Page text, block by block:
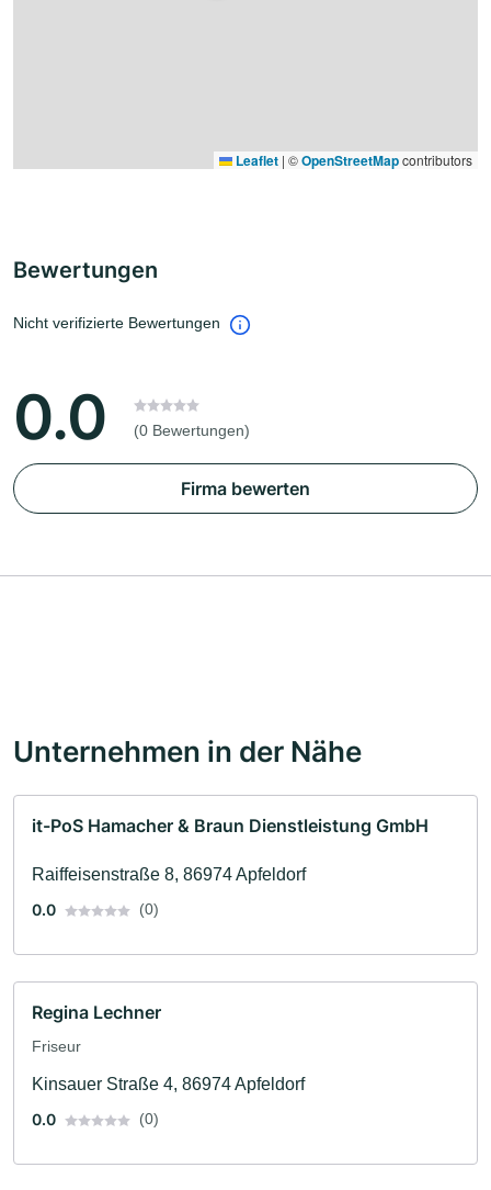
Leaflet | ©OpenStreetMapcontributors
Bewertungen
Nicht verifizierte Bewertungen
0.0 (0 Bewertungen)
Firma bewerten
Unternehmen in der Nähe
it-PoS Hamacher & Braun Dienstleistung GmbH
Raiffeisenstraße 8, 86974 Apfeldorf
0.0
(0)
Regina Lechner
Friseur
Kinsauer Straße 4, 86974 Apfeldorf
0.0
(0)